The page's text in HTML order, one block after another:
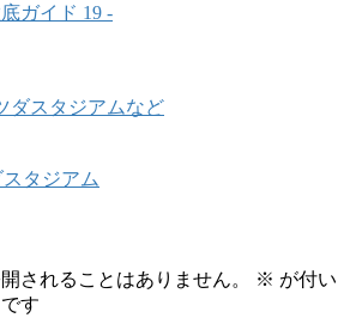
ガイド 19 ‐
ダスタジアムなど
タジアム
されることはありません。 ※ が付い
す